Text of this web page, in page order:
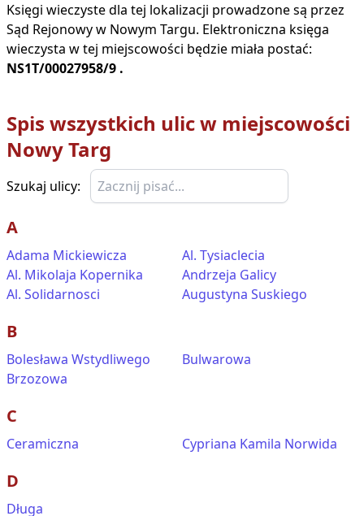
Księgi wieczyste dla tej lokalizacji prowadzone są przez
Sąd Rejonowy w Nowym Targu. Elektroniczna księga
wieczysta w tej miejscowości będzie miała postać:
NS1T/00027958/9 .
Spis wszystkich ulic w miejscowości
Nowy Targ
Szukaj ulicy:
A
Adama Mickiewicza
Al. Mikolaja Kopernika
Al. Solidarnosci
Al. Tysiaclecia
Andrzeja Galicy
Augustyna Suskiego
B
Bolesława Wstydliwego
Brzozowa
Bulwarowa
C
Ceramiczna Cypriana Kamila Norwida
D
Długa